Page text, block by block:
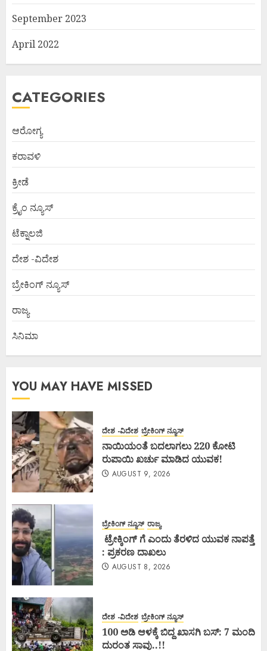
September 2023
April 2022
CATEGORIES
ಆರೋಗ್ಯ
ಕರಾವಳಿ
ಕ್ರೀಡೆ
ಕ್ರೈಂ ನ್ಯೂಸ್
ಟೆಕ್ನಾಲಜಿ
ದೇಶ -ವಿದೇಶ
ಬ್ರೇಕಿಂಗ್ ನ್ಯೂಸ್
ರಾಜ್ಯ
ಸಿನಿಮಾ
YOU MAY HAVE MISSED
ದೇಶ -ವಿದೇಶ ಬ್ರೇಕಿಂಗ್ ನ್ಯೂಸ್
ನಾಯಿಯಂತೆ ಬದಲಾಗಲು 220 ಕೋಟಿ
ರುಪಾಯಿ ಖರ್ಚು ಮಾಡಿದ ಯುವಕ!
AUGUST 9, 2026
ಬ್ರೇಕಿಂಗ್ ನ್ಯೂಸ್ ರಾಜ್ಯ
ಟ್ರೇಕ್ಕಿಂಗ್ ಗೆ ಎಂದು ತೆರಳಿದ ಯುವಕ ನಾಪತ್ತೆ
: ಪ್ರಕರಣ ದಾಖಲು
AUGUST 8, 2026
ದೇಶ -ವಿದೇಶ ಬ್ರೇಕಿಂಗ್ ನ್ಯೂಸ್
100 ಅಡಿ ಆಳಕ್ಕೆ ಬಿದ್ದ ಖಾಸಗಿ ಬಸ್: 7 ಮಂದಿ
ದುರಂತ ಸಾವು..!!